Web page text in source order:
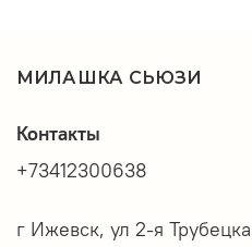
МИЛАШКА СЬЮЗИ
Контакты
+73412300638
г Ижевск, ул 2-я